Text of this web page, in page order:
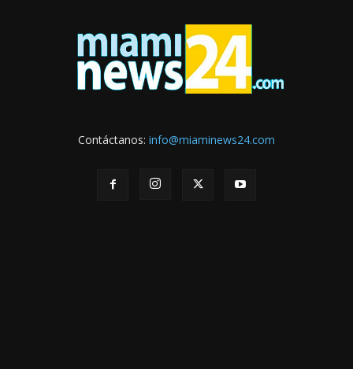
Contáctanos: info@miaminews24.com